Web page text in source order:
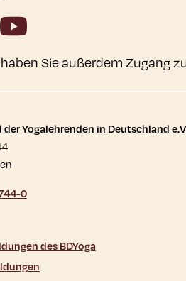
YouTube
Sie außerdem Zugang
und
Yogalehrenden in Deutschland
0
des BDYoga